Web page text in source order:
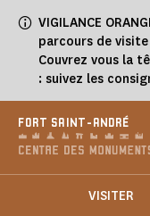
VIGILANCE
parcours de
Couvrez vous la
: suivez les
FORT SAINT-ANDRÉ
VISITER